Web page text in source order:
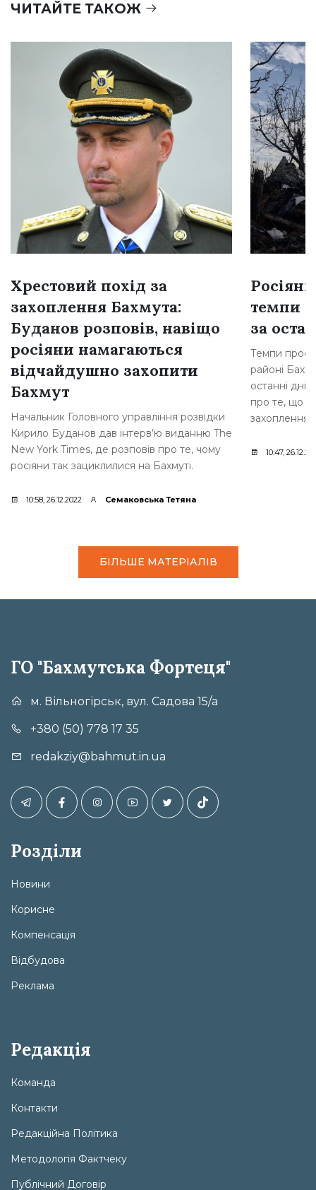
ЧИТАЙТЕ ТАКОЖ
Хрестовий похід за
захоплення Бахмута:
Буданов розповів, навіщо
росіяни намагаються
відчайдушно захопити
Бахмут
Начальник Головного управління розвідки
Кирило Буданов дав інтерв’ю виданню The
New York Times, де розповів про те, чому
росіяни так зациклилися на Бахмуті.
10:58, 26.12.2022 Семаковська Тетяна
темпи
за
Темпи
районі
останні
про те, що
захоплення
10:47,
БІЛЬШЕ МАТЕРІАЛІВ
ГО "Бахмутська Фортеця"
м. Вільногірськ, вул. Садова 15/а
+380 (50) 778 17 35
redakziy@bahmut.in.ua
Розділи
Новини
Корисне
Компенсація
Відбудова
Реклама
Редакція
Команда
Контакти
Редакційна Політика
Методологія Фактчеку
Публічний Договір